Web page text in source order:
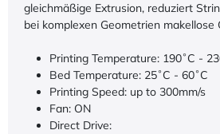
gleichmäßige Extrusion, reduziert
bei komplexen Geometrien makellose
Printing Temperature: 190˚C -
Bed Temperature: 25˚C - 60˚C
Printing Speed: up to 300mm/s
Fan: ON
Direct Drive: